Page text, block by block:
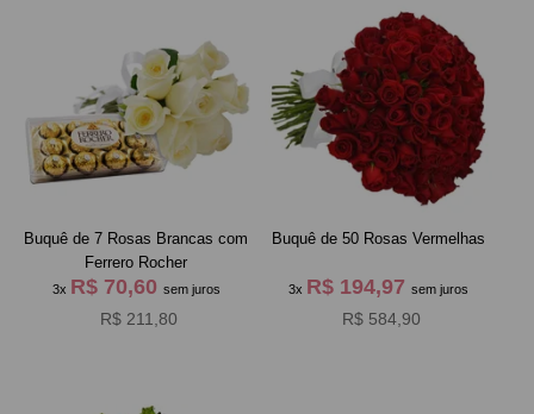
Buquê de 7 Rosas Brancas com
Ferrero Rocher
3x R$ 70,60 sem juros
R$ 211,80
Buquê de 50 Rosas Vermelhas
3x R$ 194,97sem juros
R$ 584,90